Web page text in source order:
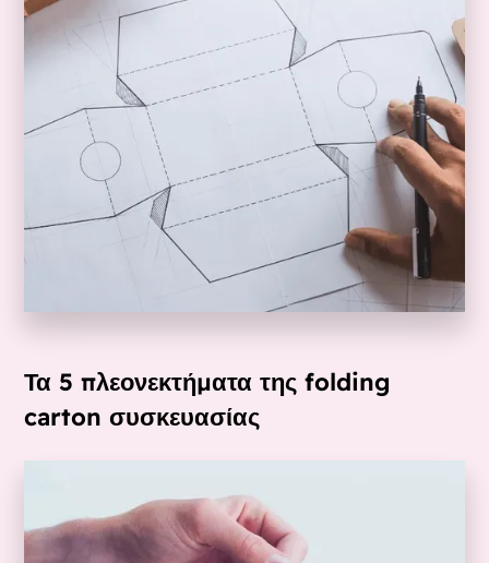
Τα 5 πλεονεκτήματα της folding
carton συσκευασίας